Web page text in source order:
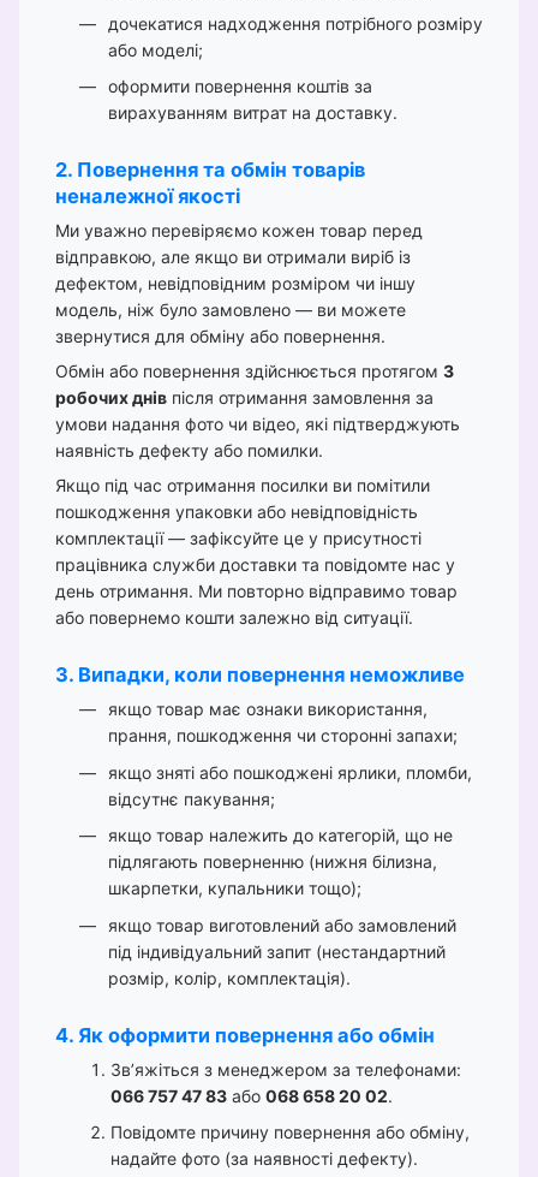
дочекатися надходження потрібного розміру
або моделі;
оформити повернення коштів за
вирахуванням витрат на доставку.
2. Повернення та обмін товарів
неналежної якості
Ми уважно перевіряємо кожен товар перед
відправкою, але якщо ви отримали виріб із
дефектом, невідповідним розміром чи іншу
модель, ніж було замовлено — ви можете
звернутися для обміну або повернення.
Обмін або повернення здійснюється протягом 3
робочих днів після отримання замовлення за
умови надання фото чи відео, які підтверджують
наявність дефекту або помилки.
Якщо під час отримання посилки ви помітили
пошкодження упаковки або невідповідність
комплектації — зафіксуйте це у присутності
працівника служби доставки та повідомте нас у
день отримання. Ми повторно відправимо товар
або повернемо кошти залежно від ситуації.
3. Випадки, коли повернення неможливе
якщо товар має ознаки використання,
прання, пошкодження чи сторонні запахи;
якщо зняті або пошкоджені ярлики, пломби,
відсутнє пакування;
якщо товар належить до категорій, що не
підлягають поверненню (нижня білизна,
шкарпетки, купальники тощо);
якщо товар виготовлений або замовлений
під індивідуальний запит (нестандартний
розмір, колір, комплектація).
4. Як оформити повернення або обмін
Зв’яжіться з менеджером за телефонами:
066 757 47 83 або 068 658 20 02.
Повідомте причину повернення або обміну,
надайте фото (за наявності дефекту).